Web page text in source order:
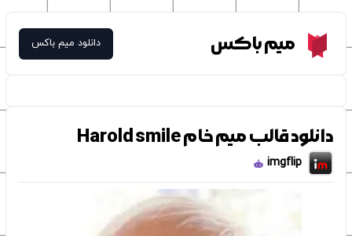
Meme Boxمیم باکس دانلود میم باکس
دانلود قالب میم خام Harold smile
imgflip